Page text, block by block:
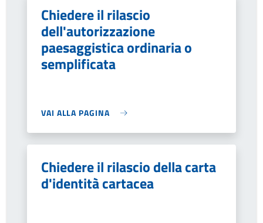
Chiedere il rilascio
dell'autorizzazione
paesaggistica ordinaria o
semplificata
VAI ALLA PAGINA
Chiedere il rilascio della carta
d'identità cartacea